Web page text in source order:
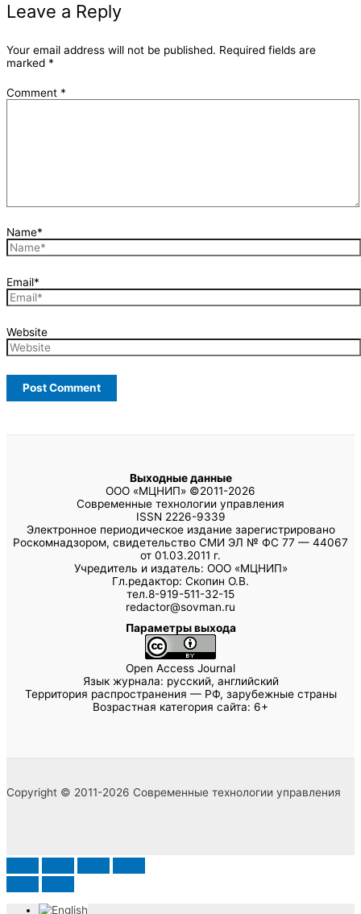
Leave a Reply
Your email address will not be published. Required fields are
marked *
Comment *
Name*
Email*
Website
Выходные данные
ООО «МЦНИП» ©2011-2026
Современные технологии управления
ISSN 2226-9339
Электронное периодическое издание зарегистрировано
Роскомнадзором, свидетельство СМИ ЭЛ № ФС 77 — 44067
от 01.03.2011 г.
Учредитель и издатель: ООО «МЦНИП»
Гл.редактор: Скопин О.В.
тел.8-919-511-32-15
redactor@sovman.ru
Параметры выхода
Open Access Journal
Язык журнала: русский, английский
Территория распространения — РФ, зарубежные страны
Возрастная категория сайта: 6+
Copyright © 2011-2026 Современные технологии управления